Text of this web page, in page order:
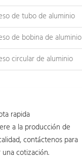
de tubo de aluminio
de bobina de aluminio
circular de aluminio
rapida
a la producción de
contáctenos para
cotización.